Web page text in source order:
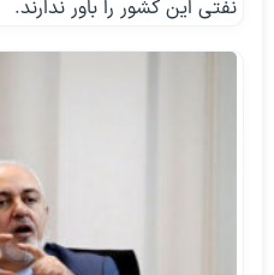
نفتی این کشور را باور ندارند.